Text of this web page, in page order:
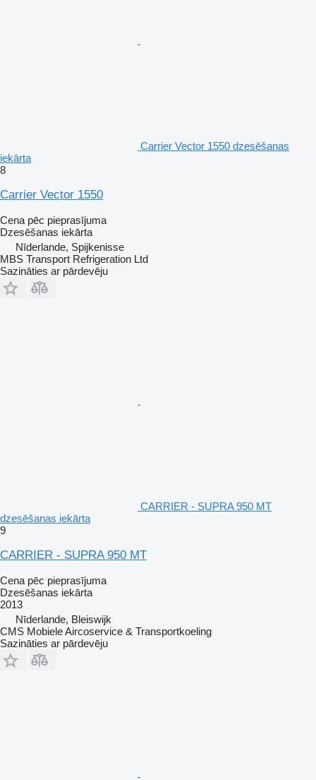
Carrier Vector 1550 dzesēšanas
iekārta
8
Carrier Vector 1550
Cena pēc pieprasījuma
Dzesēšanas iekārta
Nīderlande, Spijkenisse
MBS Transport Refrigeration Ltd
Sazināties ar pārdevēju
CARRIER - SUPRA 950 MT
dzesēšanas iekārta
9
CARRIER - SUPRA 950 MT
Cena pēc pieprasījuma
Dzesēšanas iekārta
2013
Nīderlande, Bleiswijk
CMS Mobiele Aircoservice & Transportkoeling
Sazināties ar pārdevēju